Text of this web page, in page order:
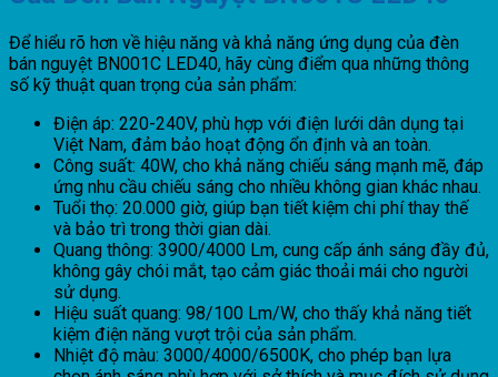
Để hiểu rõ hơn về hiệu năng và khả năng ứng dụng của đèn
bán nguyệt BN001C LED40, hãy cùng điểm qua những thông
số kỹ thuật quan trọng của sản phẩm:
Điện áp: 220-240V, phù hợp với điện lưới dân dụng tại
Việt Nam, đảm bảo hoạt động ổn định và an toàn.
Công suất: 40W, cho khả năng chiếu sáng mạnh mẽ, đáp
ứng nhu cầu chiếu sáng cho nhiều không gian khác nhau.
Tuổi thọ: 20.000 giờ, giúp bạn tiết kiệm chi phí thay thế
và bảo trì trong thời gian dài.
Quang thông: 3900/4000 Lm, cung cấp ánh sáng đầy đủ,
không gây chói mắt, tạo cảm giác thoải mái cho người
sử dụng.
Hiệu suất quang: 98/100 Lm/W, cho thấy khả năng tiết
kiệm điện năng vượt trội của sản phẩm.
Nhiệt độ màu: 3000/4000/6500K, cho phép bạn lựa